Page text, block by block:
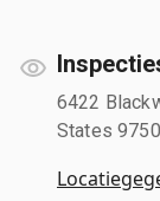
6422
States